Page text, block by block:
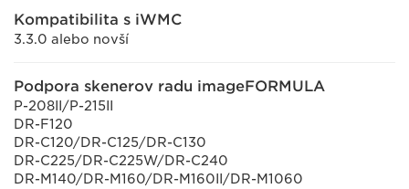
Kompatibilita s iWMC
3.3.0 alebo novší
Podpora skenerov radu imageFORMULA
P-208II/P-215II
DR-F120
DR-C120/DR-C125/DR-C130
DR-C225/DR-C225W/DR-C240
DR-M140/DR-M160/DR-M160II/DR-M1060